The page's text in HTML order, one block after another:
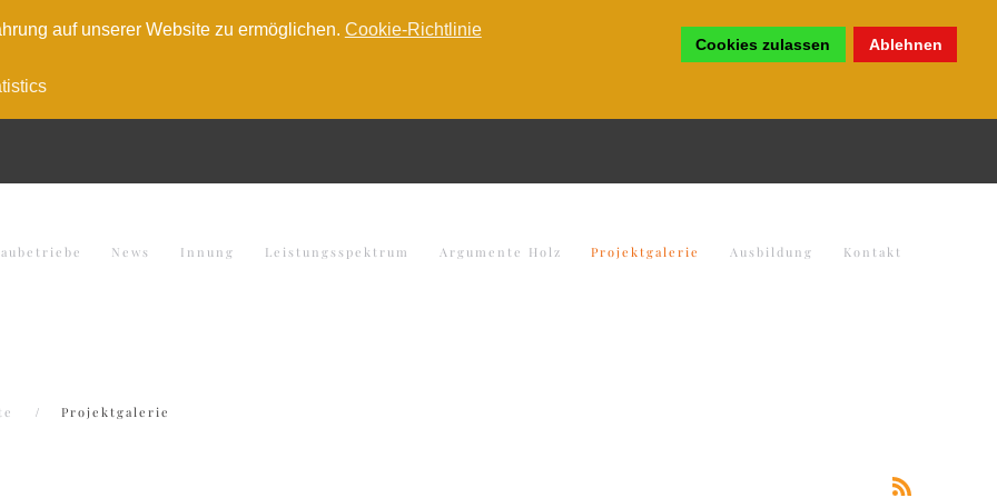
auf unserer Website zu ermöglichen. Cookie-Richtlinie
Cookies zulassen Ablehnen
News Innung Leistungsspektrum Argumente Holz Projektgalerie Ausbildung Kontakt
Projektgalerie